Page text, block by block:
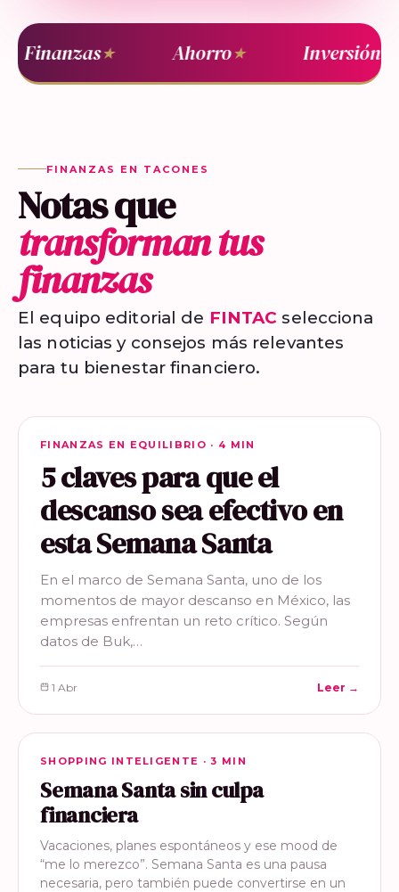
Finanzas★ Ahorro★ Inversión★
FINANZAS EN TACONES
Notas que
transforman tus
finanzas
El equipo editorial de FINTAC selecciona
las noticias y consejos más relevantes
para tu bienestar financiero.
FINANZAS EN EQUILIBRIO
FINANZAS EN EQUILIBRIO · 4 MIN
5 claves para que el
descanso sea efectivo en
esta Semana Santa
En el marco de Semana Santa, uno de los
momentos de mayor descanso en México, las
empresas enfrentan un reto crítico. Según
datos de Buk,…
1 Abr Leer →
SHOPPING INTELIGENTE
SHOPPING INTELIGENTE · 3 MIN
Semana Santa sin culpa
financiera
Vacaciones, planes espontáneos y ese mood de
“me lo merezco”. Semana Santa es una pausa
necesaria, pero también puede convertirse en un